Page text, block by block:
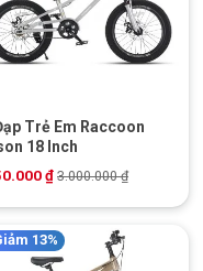
Trẻ Em Raccoon
18 Inch
₫ 3.000.000₫
13%